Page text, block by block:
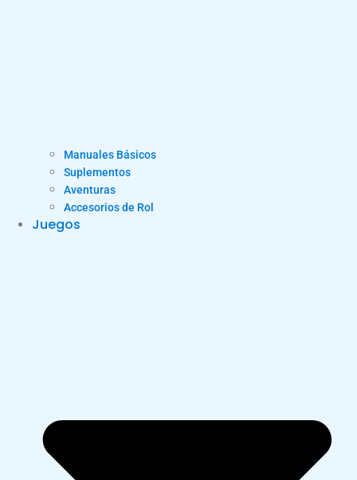
Manuales Básicos
Suplementos
Aventuras
Accesorios de Rol
Juegos